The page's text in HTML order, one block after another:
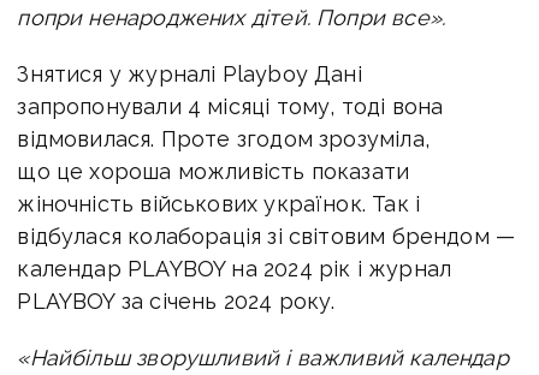
попри ненароджених дітей. Попри все».
Знятися у журналі PlayboyДані
запропонували 4 місяці тому, тоді вона
відмовилася. Проте згодом зрозуміла,
що це хороша можливість показати
жіночність військових українок. Так і
відбулася колаборація зі світовим брендом —
календар PLAYBOY на 2024 рік і журнал
PLAYBOY за січень 2024 року.
«Найбільш зворушливий і важливий календар